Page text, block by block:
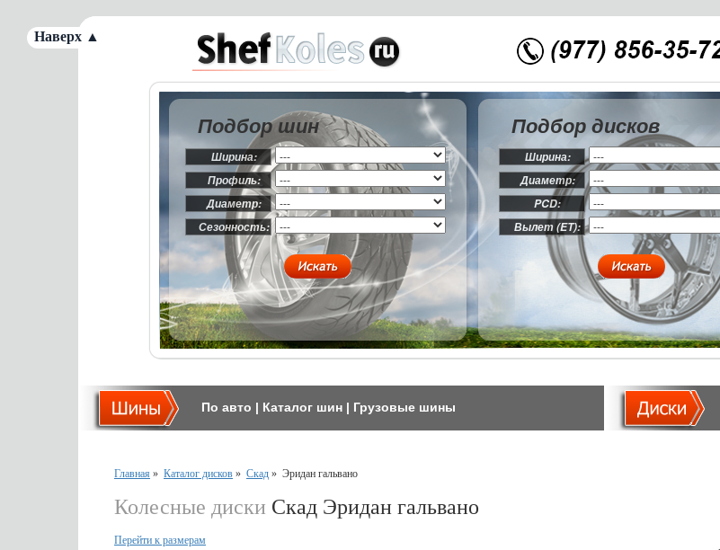
Подбор шин
Ширина:
Профиль:
Диаметр:
Сезонность:
Подбор дисков
Ширина:
Диаметр:
PCD:
Вылет (ET):
По авто | Каталог шин | Грузовые шины
Главная » Каталог дисков » Скад » Эридан гальвано
Колесные диски Скад Эридан гальвано
Перейти к размерам
Наверх ▲